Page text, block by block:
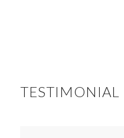
TESTIMONIAL